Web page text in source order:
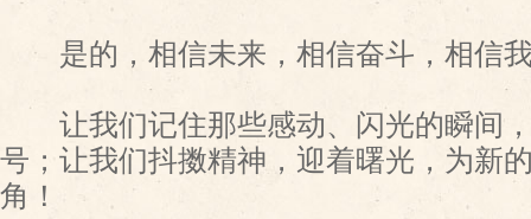
是的，相信未来，相信奋斗，相信
让我们记住那些感动、闪光的瞬间，
号；让我们抖擞精神，迎着曙光，为新
角！